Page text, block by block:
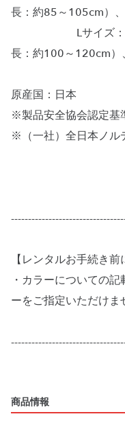
長：約85～105cm）
Lサイズ：対応
長：約100～120cm）
原産国：日本
※製品安全協会認定基
※（一社）全日本ノル
【レンタルお手続き前
・カラーについての
ーをご指定いただけま
商品情報